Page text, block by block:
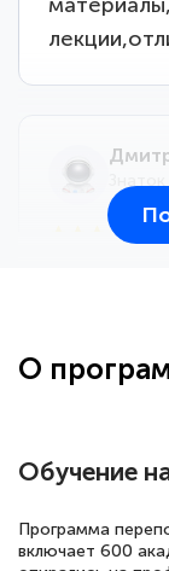
большое
О
Обучение
Программа
включает 600